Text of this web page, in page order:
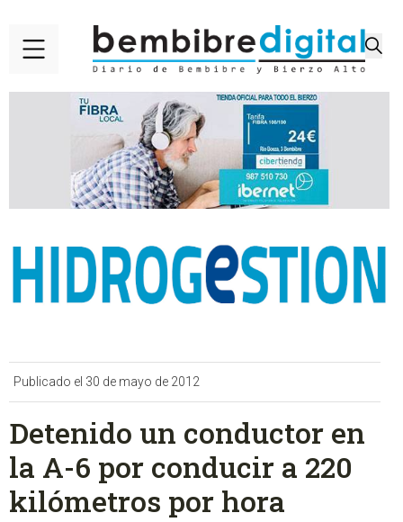
Publicado el 30 de mayo de 2012
Detenido un conductor en
la A-6 por conducir a 220
kilómetros por hora